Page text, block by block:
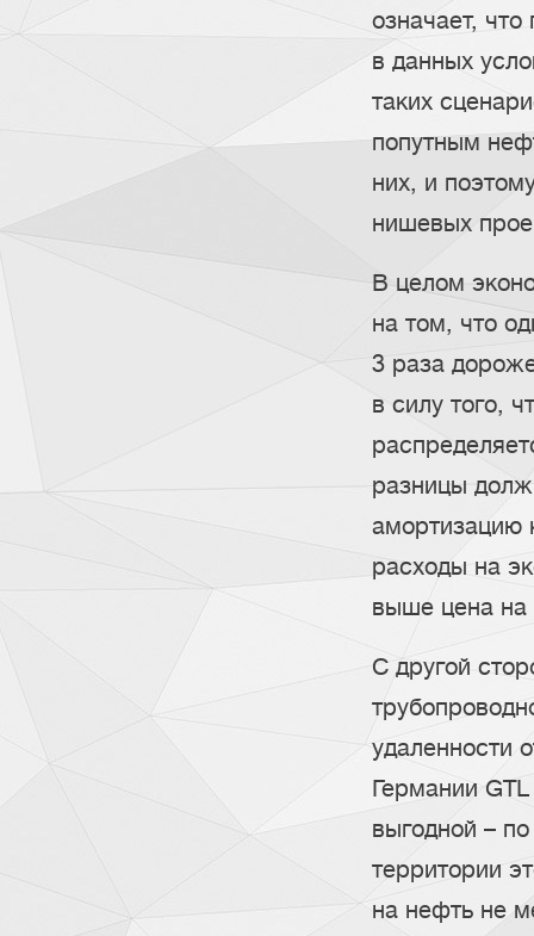
означает,
в данных
таких
попутным
них, и
нишевых
В целом
на том, что
3 раза
в силу того,
разницы
амортизацию
расходы на
выше цена
С другой
удаленности
Германии
выгодной –
территории
на нефть не